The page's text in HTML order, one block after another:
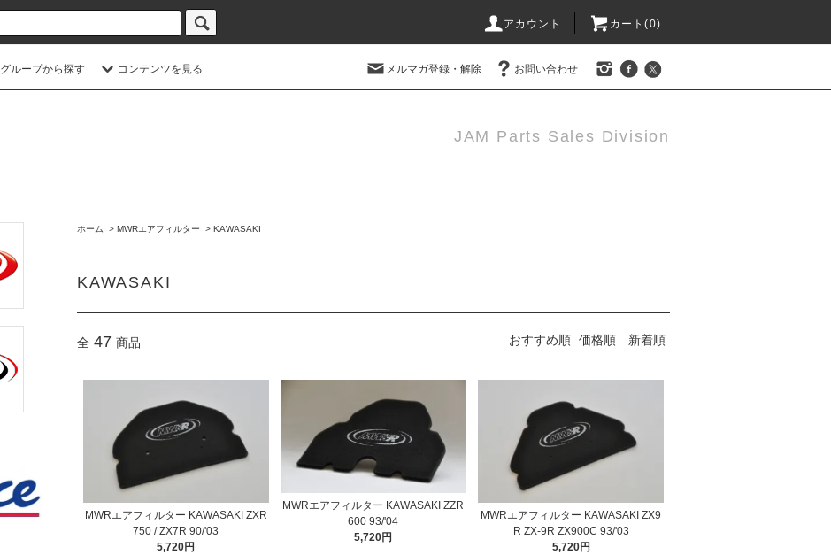
アカウント カート(0)
グループから探す コンテンツを見る メルマガ登録・解除 お問い合わせ
JAM Parts Sales Division
ホーム > MWRエアフィルター > KAWASAKI
KAWASAKI
全 47 商品 おすすめ順 価格順 新着順
MWRエアフィルター KAWASAKI ZXR
750 / ZX7R 90/'03
5,720円
MWRエアフィルター KAWASAKI ZZR
600 93/'04
5,720円
MWRエアフィルター KAWASAKI ZX9
R ZX-9R ZX900C 93/'03
5,720円